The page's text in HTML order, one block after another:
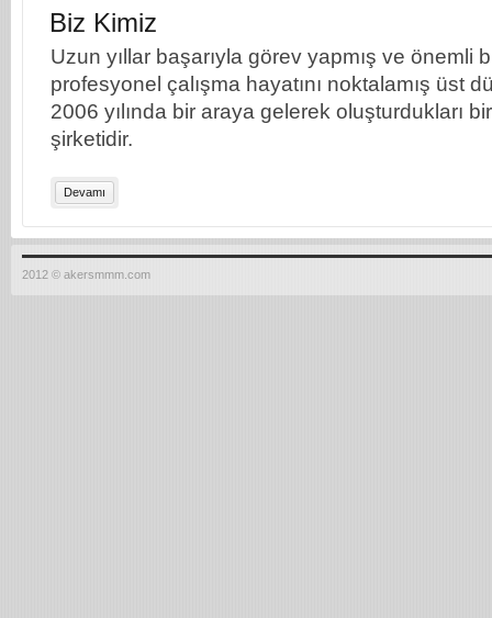
Biz Kimiz
Uzun yıllar başarıyla görev yapmış ve önemli
profesyonel çalışma hayatını noktalamış üst
2006 yılında bir araya gelerek oluşturdukları
şirketidir.
Devamı
2012 © akersmmm.com